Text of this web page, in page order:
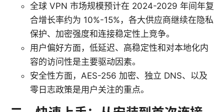
全球 VPN 市场规模预计在 2024-2029 年间年复
合增长率约为 10%-15%，各大供应商继续在隐私
保护、加密强度和连接稳定性上竞争。
用户偏好方面，低延迟、高稳定性和对本地化内
容的访问性是主要驱动因素。
安全性方面，AES-256 加密、独立 DNS、以及
零日志政策是用户关注的重点。